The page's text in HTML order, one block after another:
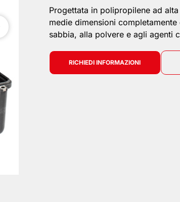
Progettata in polipropilene ad
medie dimensioni
sabbia, alla polvere e agli agenti
RICHIEDI INFORMAZIONI